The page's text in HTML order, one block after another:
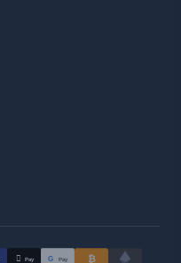
 Pay G Pay ₿